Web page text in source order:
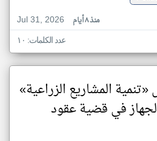
Jul 31, 2026
منذ ٨ أيام
عدد الكلمات: ١٠
المشاريع الزراعية»
في قضية عقود